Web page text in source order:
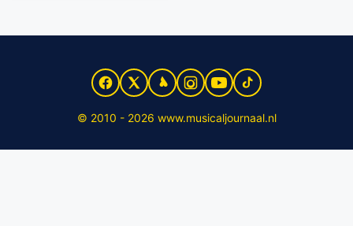
© 2010 - 2026 www.musicaljournaal.nl